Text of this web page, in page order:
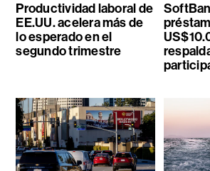
Productividad laboral de
EE.UU. acelera más de
lo esperado en el
segundo trimestre